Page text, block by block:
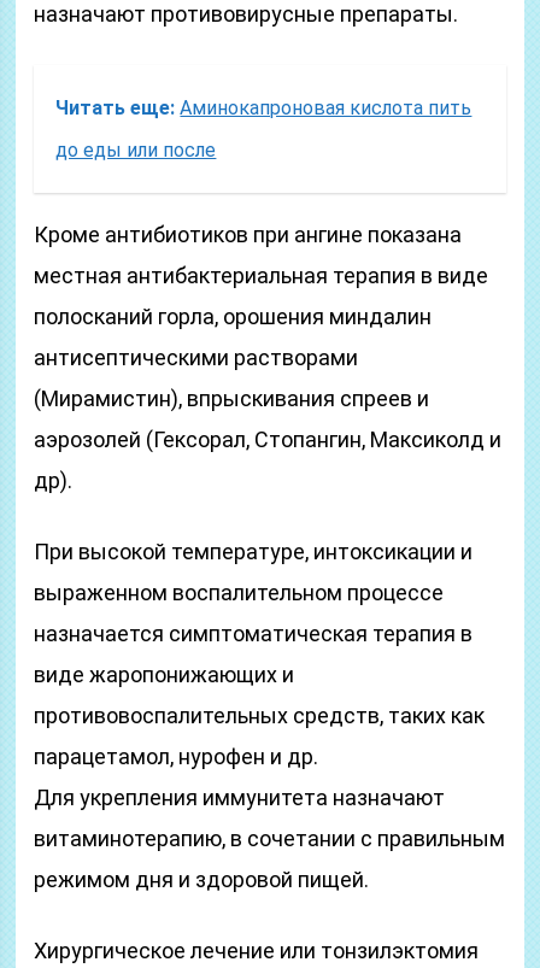
назначают противовирусные препараты.
Читать еще: Аминокапроновая кислота пить
до еды или после
Кроме антибиотиков при ангине показана
местная антибактериальная терапия в виде
полосканий горла, орошения миндалин
антисептическими растворами
(Мирамистин), впрыскивания спреев и
аэрозолей (Гексорал, Стопангин, Максиколд и
др).
При высокой температуре, интоксикации и
выраженном воспалительном процессе
назначается симптоматическая терапия в
виде жаропонижающих и
противовоспалительных средств, таких как
парацетамол, нурофен и др.
Для укрепления иммунитета назначают
витаминотерапию, в сочетании с правильным
режимом дня и здоровой пищей.
Хирургическое лечение или тонзилэктомия